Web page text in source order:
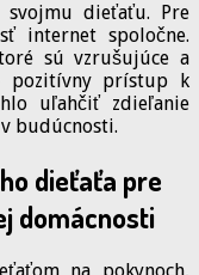
dieťaťu. Pre
internet spoločne.
sú vzrušujúce a
pozitívny prístup k
uľahčiť zdieľanie
budúcnosti.
dieťaťa pre
domácnosti